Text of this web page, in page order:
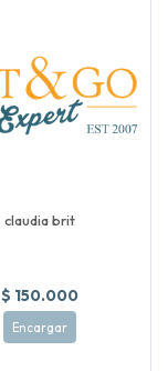
claudia brit
$ 150.000
Encargar